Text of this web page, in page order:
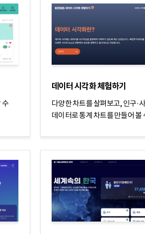
수
데이터 시각화 체험하기
다양한 차트를 살펴보고, 인구·
데이터로 통계 차트를 만들어 볼